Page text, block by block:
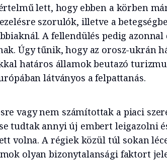
lett, hogy ebben a körben
szorulók, illetve a betegségbe
A fellendülés pedig
Úgy tűnik, hogy az orosz-ukrán
határos államok beutazó
látványos a felpattanás.
vagy nem számítottak a piaci
tudtak annyi új embert leigazolni
volna. A régiek közül túl sokan
olyan bizonytalansági faktort